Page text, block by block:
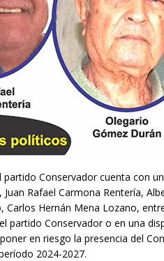
partido Conservador cuenta con
Rafael Carmona Rentería,
Carlos Hernán Mena Lozano,
partido Conservador o en una
en riesgo la presencia del
2024-2027.